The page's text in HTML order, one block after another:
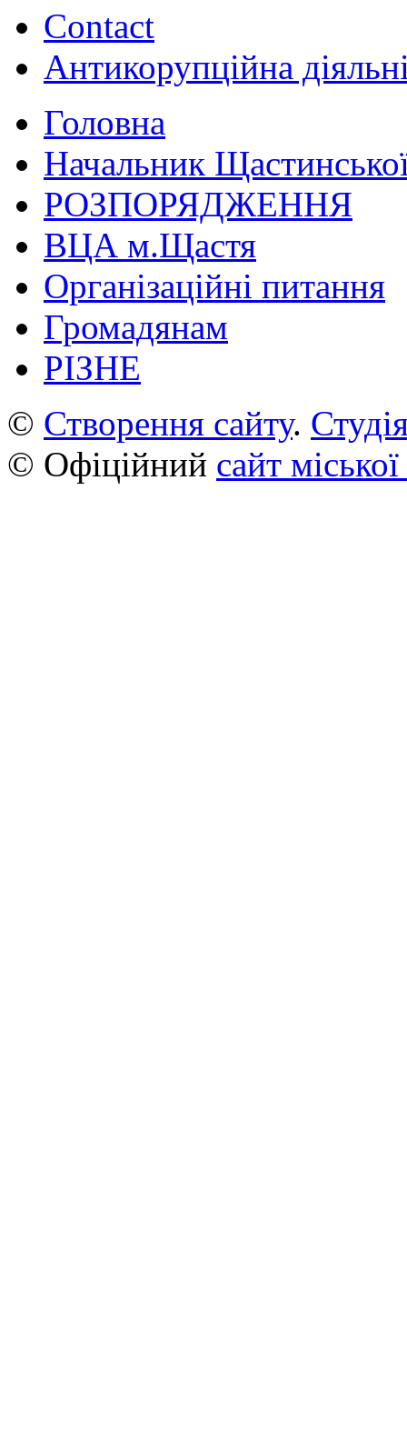
Contact
Антикорупційна
Головна
Начальник
РОЗПОРЯДЖЕННЯ
ВЦА м.Щастя
Організаційні питання
Громадянам
РІЗНЕ
© Створення сайту.
© Офіційний сайт